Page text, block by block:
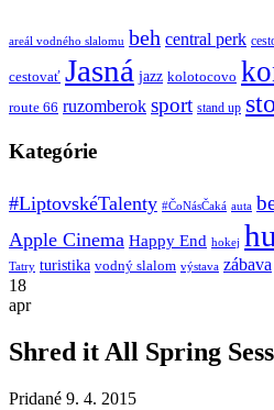
areál vodného slalomu beh central perk
cestovať Jasná jazz kolotocovo
route 66 ruzomberok sport stand up
Kategórie
#LiptovskéTalenty #ČoNásČaká auta
Apple Cinema Happy End hokej
Tatry turistika vodný slalom výstava zábava
18
apr
Shred it All Spring
Pridané 9. 4. 2015